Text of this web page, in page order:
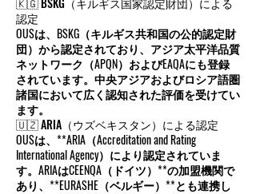
認定
OUSは、BSKG（キルギス共和国の公的認定財
団）から認定されており、アジア太平洋品質
ネットワーク（APQN）およびEAQAにも登録
されています。中央アジアおよびロシア語圏
諸国において広く認知された評価を受けてい
ます。
🇺🇿 ARIA（ウズベキスタン）による認定
OUSは、**ARIA（Accreditation and Rating
International Agency）により認定されていま
す。ARIAはCEENQA（ドイツ）**の加盟機関で
あり、**EURASHE（ベルギー）**とも連携し